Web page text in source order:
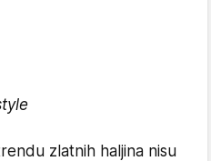
zlatnih haljina nisu